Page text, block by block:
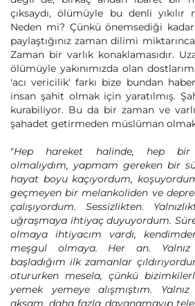
çıksaydı, ölümüyle bu denli yıkılır
Neden mi? Çünkü önemsediği kadar
paylaştığınız zaman dilimi
Zaman bir varlık konaklamasıdır.
ölümüyle yakınımızda olan
'acı vericilik' farkı bize bundan
insan şahit olmak için yaratılmış.
kurabiliyor. Bu da bir zaman ve
şahadet getirmeden müslüman
"Hep hareket halinde, hep bir
olmalıydım, yapmam gereken bir
hayat boyu kaçıyordum,
geçmeyen bir melankoliden ve
çalışıyordum. Sessizlikten.
uğraşmaya ihtiyaç duyuyordum.
olmaya ihtiyacım vardı,
meşgul olmaya. Her an. Yalnız
başladığım ilk zamanlar
otururken mesela, çünkü
yemek yemeye alışmıştım.
akşam, daha fazla dayanamayıp